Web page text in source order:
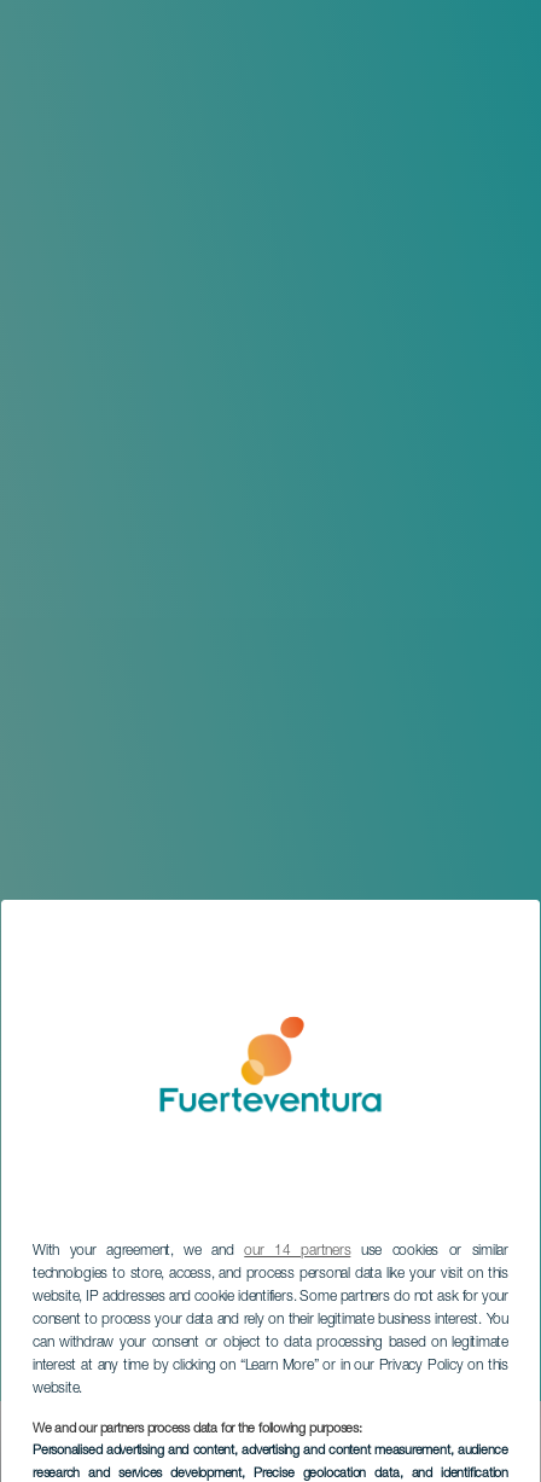
With your agreement, we andour 14 partnersuse cookies or similar
technologies to store, access, and process personal data like your visit on this
website, IP addresses and cookie identifiers. Some partners do not ask for your
consent to process your data and rely on their legitimate business interest. You
can withdraw your consent or object to data processing based on legitimate
interest at any time by clicking on “Learn More” or in our Privacy Policy on this
website.
We and our partners process data for the following purposes:
Personalised advertising and content, advertising and content measurement, audience
research and services development, Precise geolocation data, and identification
Omar Courtz en concierto
FUERTEVENTURA
Imagen
Listado